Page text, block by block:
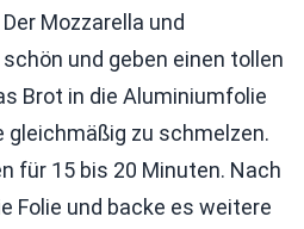
Mozzarella und
und geben einen tollen
Brot in die Aluminiumfolie
gleichmäßig zu schmelzen.
für 15 bis 20 Minuten. Nach
Folie und backe es weitere